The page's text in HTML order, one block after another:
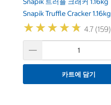
Snapik Truffle Cracker 1.16kg
★★★★★
★★★★★ 4.7 (159)
카트에 담기